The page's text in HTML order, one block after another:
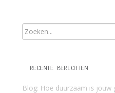
RECENTE BERICHTEN
Blog: Hoe duurzaam is jouw